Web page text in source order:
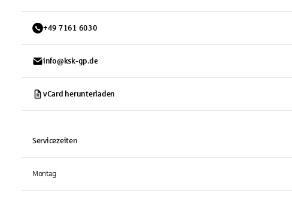
+49 7161 6030
info@ksk-gp.de
vCard herunterladen
Servicezeiten
Montag